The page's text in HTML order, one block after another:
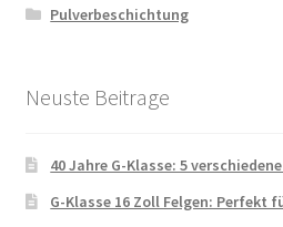
Pulverbeschichtung
Neuste Beitrage
40 Jahre G-Klasse: 5
G-Klasse 16 Zoll Felgen: Perfekt